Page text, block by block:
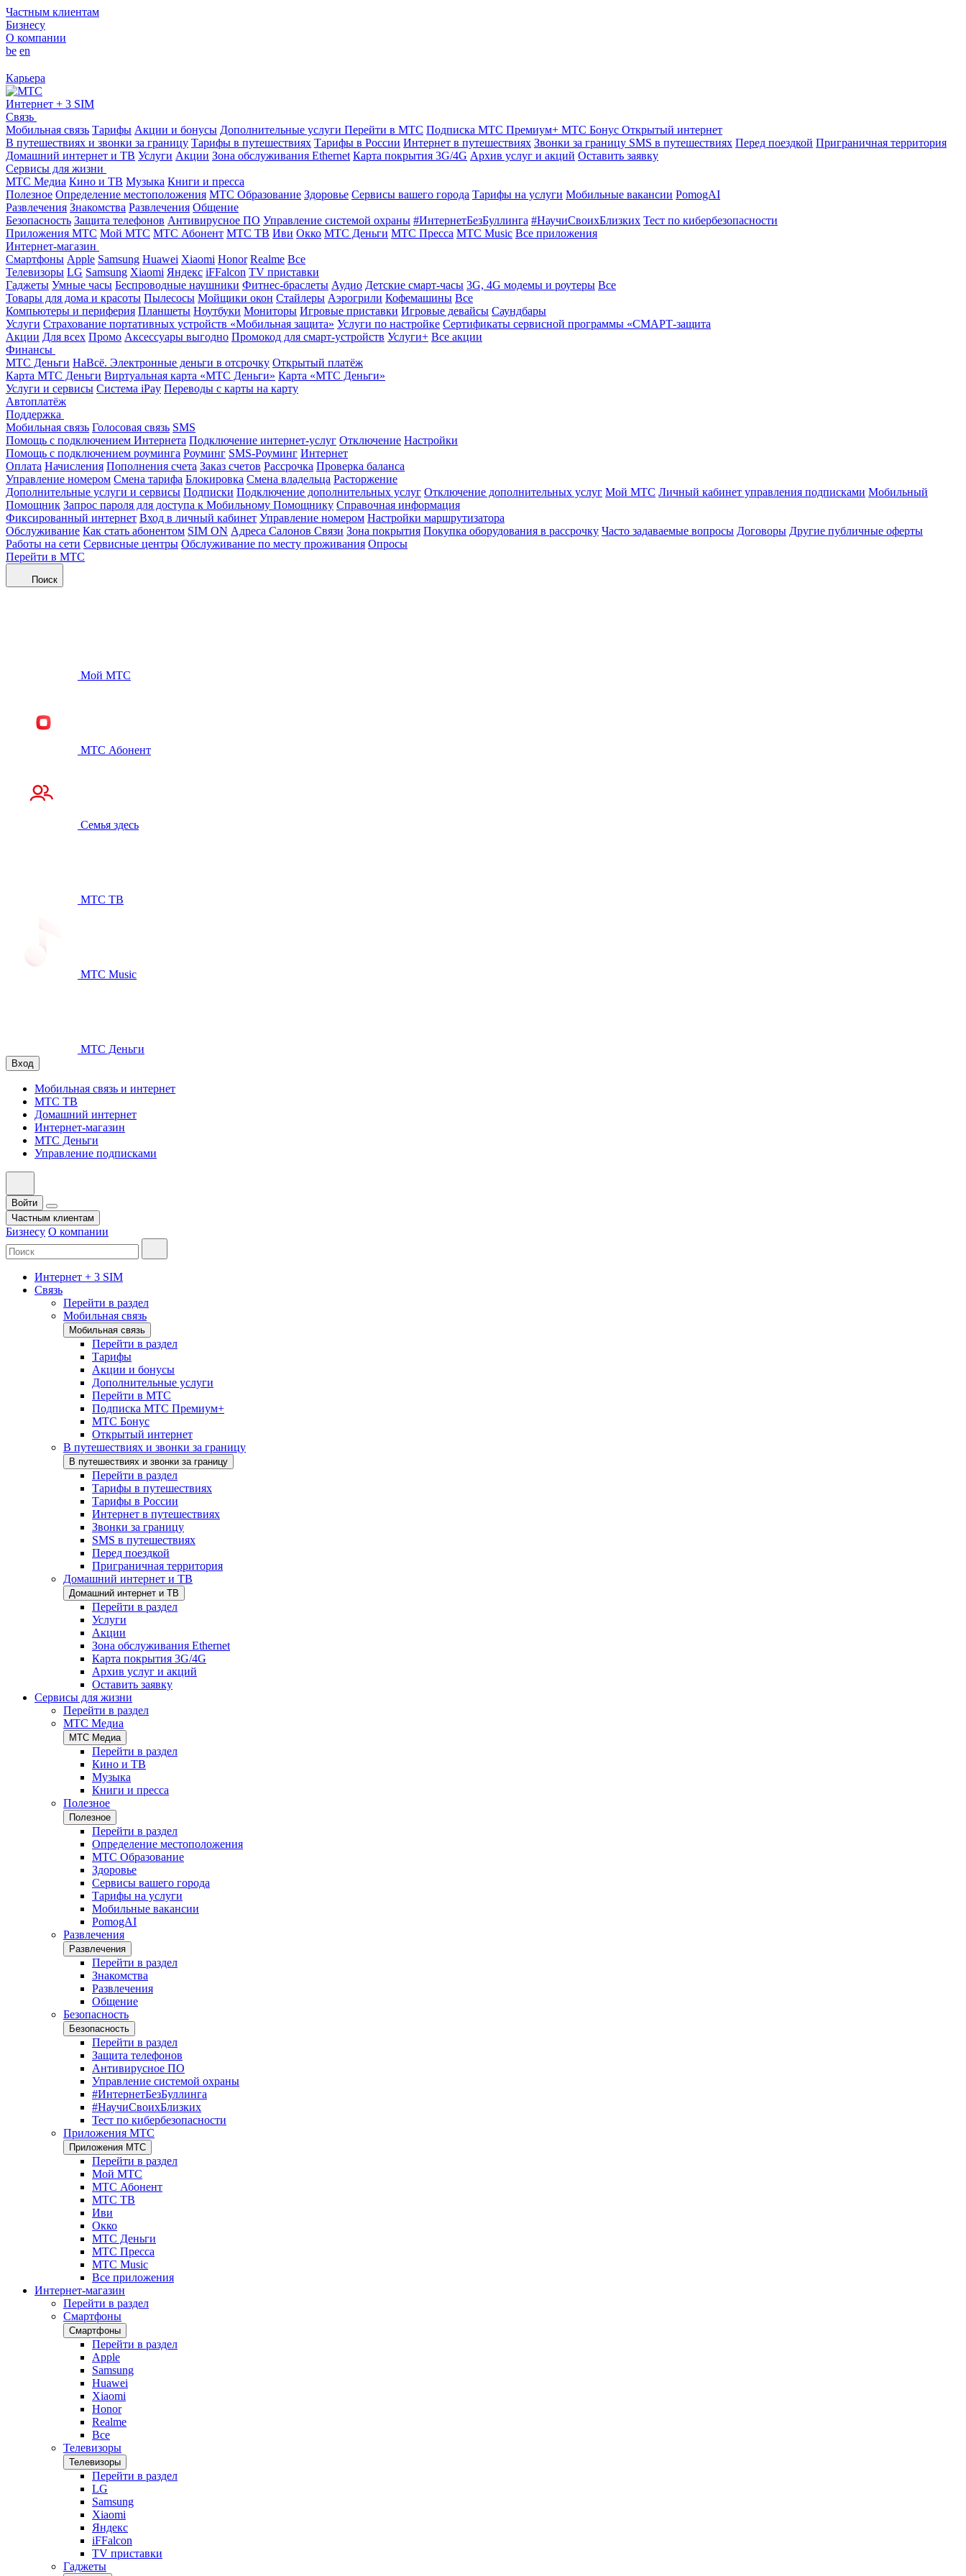
Частным клиентам
Бизнесу
О компании
be en
Карьера
Интернет + 3 SIM
Связь
Мобильная связь Тарифы Акции и бонусы Дополнительные услуги Перейти в МТС Подписка МТС Премиум+ МТС Бонус Открытый интернет
В путешествиях и звонки за границу Тарифы в путешествиях Тарифы в России Интернет в путешествиях Звонки за границу SMS в путешествиях Перед поездкой Приграничная территория
Домашний интернет и ТВ Услуги Акции Зона обслуживания Ethernet Карта покрытия 3G/4G Архив услуг и акций Оставить заявку
Сервисы для жизни
МТС Медиа Кино и ТВ Музыка Книги и пресса
Полезное Определение местоположения МТС Образование Здоровье Сервисы вашего города Тарифы на услуги Мобильные вакансии PomogAI
Развлечения Знакомства Развлечения Общение
Безопасность Защита телефонов Антивирусное ПО Управление системой охраны #ИнтернетБезБуллинга #НаучиСвоихБлизких Тест по кибербезопасности
Приложения МТС Мой МТС МТС Абонент МТС ТВ Иви Окко МТС Деньги МТС Пресса МТС Music Все приложения
Интернет-магазин
Смартфоны Apple Samsung Huawei Xiaomi Honor Realme Все
Телевизоры LG Samsung Xiaomi Яндекс iFFalcon TV приставки
Гаджеты Умные часы Беспроводные наушники Фитнес-браслеты Аудио Детские смарт-часы 3G, 4G модемы и роутеры Все
Товары для дома и красоты Пылесосы Мойщики окон Стайлеры Аэрогрили Кофемашины Все
Компьютеры и периферия Планшеты Ноутбуки Мониторы Игровые приставки Игровые девайсы Саундбары
Услуги Страхование портативных устройств «Мобильная защита» Услуги по настройке Сертификаты сервисной программы «СМАРТ-защита
Акции Для всех Промо Аксессуары выгодно Промокод для смарт-устройств Услуги+ Все акции
Финансы
МТС Деньги НаВсё. Электронные деньги в отсрочку Открытый платёж
Карта МТС Деньги Виртуальная карта «МТС Деньги» Карта «МТС Деньги»
Услуги и сервисы Система iPay Переводы с карты на карту
Автоплатёж
Поддержка
Мобильная связь Голосовая связь SMS
Помощь с подключением Интернета Подключение интернет-услуг Отключение Настройки
Помощь с подключением роуминга Роуминг SMS-Роуминг Интернет
Оплата Начисления Пополнения счета Заказ счетов Рассрочка Проверка баланса
Управление номером Смена тарифа Блокировка Смена владельца Расторжение
Дополнительные услуги и сервисы Подписки Подключение дополнительных услуг Отключение дополнительных услуг Мой МТС Личный кабинет управления подписками Мобильный
Помощник Запрос пароля для доступа к Мобильному Помощнику Справочная информация
Фиксированный интернет Вход в личный кабинет Управление номером Настройки маршрутизатора
Обслуживание Как стать абонентом SIM ON Адреса Салонов Связи Зона покрытия Покупка оборудования в рассрочку Часто задаваемые вопросы Договоры Другие публичные оферты
Работы на сети Сервисные центры Обслуживание по месту проживания Опросы
Перейти в МТС
Поиск
Мой МТС
МТС Абонент
Семья здесь
МТС ТВ
МТС Music
МТС Деньги
Вход
Мобильная связь и интернет
МТС ТВ
Домашний интернет
Интернет-магазин
МТС Деньги
Управление подписками
Войти
Частным клиентам
Бизнесу О компании
Интернет + 3 SIM
Связь
Перейти в раздел
Мобильная связь
Мобильная связь
Перейти в раздел
Тарифы
Акции и бонусы
Дополнительные услуги
Перейти в МТС
Подписка МТС Премиум+
МТС Бонус
Открытый интернет
В путешествиях и звонки за границу
В путешествиях и звонки за границу
Перейти в раздел
Тарифы в путешествиях
Тарифы в России
Интернет в путешествиях
Звонки за границу
SMS в путешествиях
Перед поездкой
Приграничная территория
Домашний интернет и ТВ
Домашний интернет и ТВ
Перейти в раздел
Услуги
Акции
Зона обслуживания Ethernet
Карта покрытия 3G/4G
Архив услуг и акций
Оставить заявку
Сервисы для жизни
Перейти в раздел
МТС Медиа
МТС Медиа
Перейти в раздел
Кино и ТВ
Музыка
Книги и пресса
Полезное
Полезное
Перейти в раздел
Определение местоположения
МТС Образование
Здоровье
Сервисы вашего города
Тарифы на услуги
Мобильные вакансии
PomogAI
Развлечения
Развлечения
Перейти в раздел
Знакомства
Развлечения
Общение
Безопасность
Безопасность
Перейти в раздел
Защита телефонов
Антивирусное ПО
Управление системой охраны
#ИнтернетБезБуллинга
#НаучиСвоихБлизких
Тест по кибербезопасности
Приложения МТС
Приложения МТС
Перейти в раздел
Мой МТС
МТС Абонент
МТС ТВ
Иви
Окко
МТС Деньги
МТС Пресса
МТС Music
Все приложения
Интернет-магазин
Перейти в раздел
Смартфоны
Смартфоны
Перейти в раздел
Apple
Samsung
Huawei
Xiaomi
Honor
Realme
Все
Телевизоры
Телевизоры
Перейти в раздел
LG
Samsung
Xiaomi
Яндекс
iFFalcon
TV приставки
Гаджеты